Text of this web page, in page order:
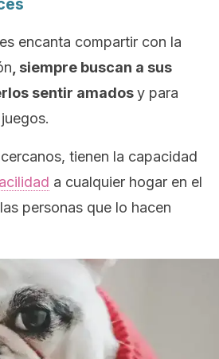
encanta compartir con la
, siempre buscan a sus
sentir amadosy para
tienen la capacidad
a cualquier hogar en el
personas que lo hacen